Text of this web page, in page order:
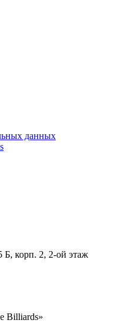
данных
Б, корп. 2, 2-ой этаж
Billiards»